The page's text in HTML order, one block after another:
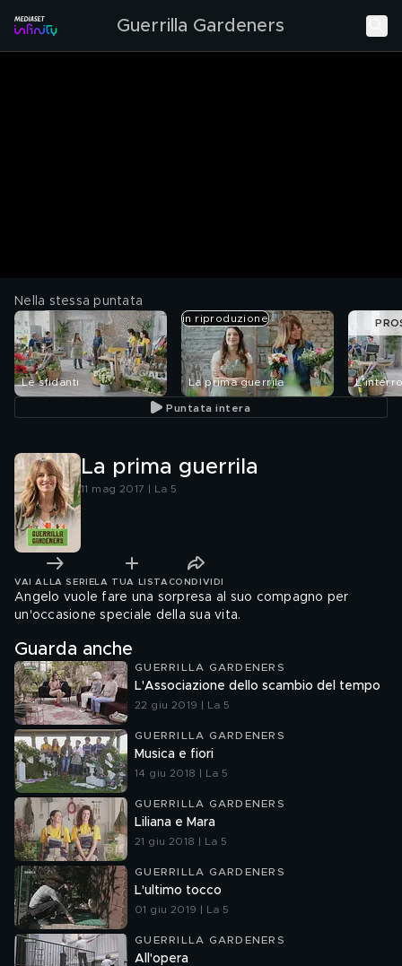
Guerrilla Gardeners
Nella stessa puntata
Le sfidanti
in riproduzione
La prima guerrila
Puntata intera
La prima guerrila
11 mag 2017 | La 5
VAI ALLA SERIE LA TUA LISTA CONDIVIDI
Angelo vuole fare una sorpresa al suo compagno per
un'occasione speciale della sua vita.
Guarda anche
GUERRILLA GARDENERS
L'Associazione dello scambio del tempo
22 giu 2019 | La 5
GUERRILLA GARDENERS
Musica e fiori
14 giu 2018 | La 5
GUERRILLA GARDENERS
Liliana e Mara
21 giu 2018 | La 5
GUERRILLA GARDENERS
L'ultimo tocco
01 giu 2019 | La 5
GUERRILLA GARDENERS
All'opera